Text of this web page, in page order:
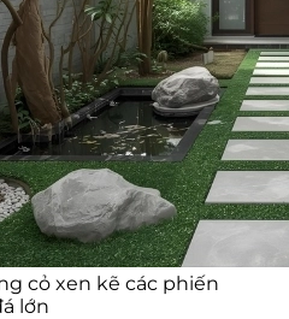
cỏ xen kẽ các phiến
lớn